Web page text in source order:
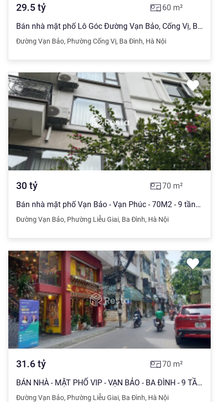
29.5 tỷ 60 m²
Bán nhà mặt phố Lô Góc Đường Vạn Bảo, Cống Vị, Ba Đình, Hà Nội, 29,5 tỷ, 60 m2 x 9Tầng Mặt tiền Vip
Đường Vạn Bảo, Phường Cống Vị, Ba Đình, Hà Nội
30 tỷ 70 m²
Bán nhà mặt phố Vạn Bảo - Vạn Phúc - 70M2 - 9 tầng thang máy - 6.3M mặt tiền -Ô tô tránh - 30 tỷ
Đường Vạn Bảo, Phường Liễu Giai, Ba Đình, Hà Nội
31.6 tỷ 70 m²
BÁN NHÀ - MẶT PHỐ VIP - VẠN BẢO - BA ĐÌNH - 9 TẦNG - THANG MÁY - LÔ GÓC - KINH DOANH SẦM UẤT - CHO
Đường Vạn Bảo, Phường Liễu Giai, Ba Đình, Hà Nội